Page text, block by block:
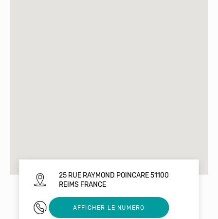
25 RUE RAYMOND POINCARE 51100
REIMS FRANCE
0326092241
AFFICHER LE NUMERO